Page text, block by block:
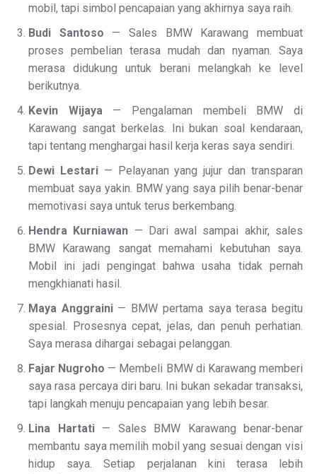
mobil, tapi simbol pencapaian yang akhirnya saya raih.
Budi Santoso — Sales BMW Karawang membuat
proses pembelian terasa mudah dan nyaman. Saya
merasa didukung untuk berani melangkah ke level
berikutnya.
Kevin Wijaya— Pengalaman membeli BMW di
Karawang sangat berkelas. Ini bukan soal kendaraan,
tapi tentang menghargai hasil kerja keras saya sendiri.
Dewi Lestari— Pelayanan yang jujur dan transparan
membuat saya yakin. BMW yang saya pilih benar-benar
memotivasi saya untuk terus berkembang.
Hendra Kurniawan — Dari awal sampai akhir, sales
BMW Karawang sangat memahami kebutuhan saya.
Mobil ini jadi pengingat bahwa usaha tidak pernah
mengkhianati hasil.
Maya Anggraini— BMW pertama saya terasa begitu
spesial. Prosesnya cepat, jelas, dan penuh perhatian.
Saya merasa dihargai sebagai pelanggan.
Fajar Nugroho — Membeli BMW di Karawang memberi
saya rasa percaya diri baru. Ini bukan sekadar transaksi,
tapi langkah menuju pencapaian yang lebih besar.
Lina Hartati— Sales BMW Karawang benar-benar
membantu saya memilih mobil yang sesuai dengan visi
hidup saya. Setiap perjalanan kini terasa lebih